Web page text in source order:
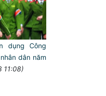
dụng Công
dân năm
11:08)